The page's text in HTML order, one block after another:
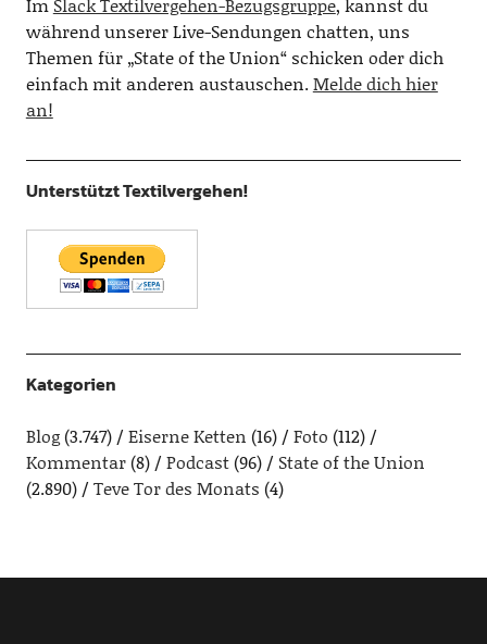
Im Slack Textilvergehen-Bezugsgruppe, kannst du
während unserer Live-Sendungen chatten, uns
Themen für „State of the Union“ schicken oder dich
einfach mit anderen austauschen.Melde dich hier
an!
Unterstützt Textilvergehen!
Kategorien
Blog(3.747) Eiserne Ketten (16) Foto (112)
Kommentar(8) Podcast(96)
State of the Union
(2.890)
Teve Tor des Monats (4)